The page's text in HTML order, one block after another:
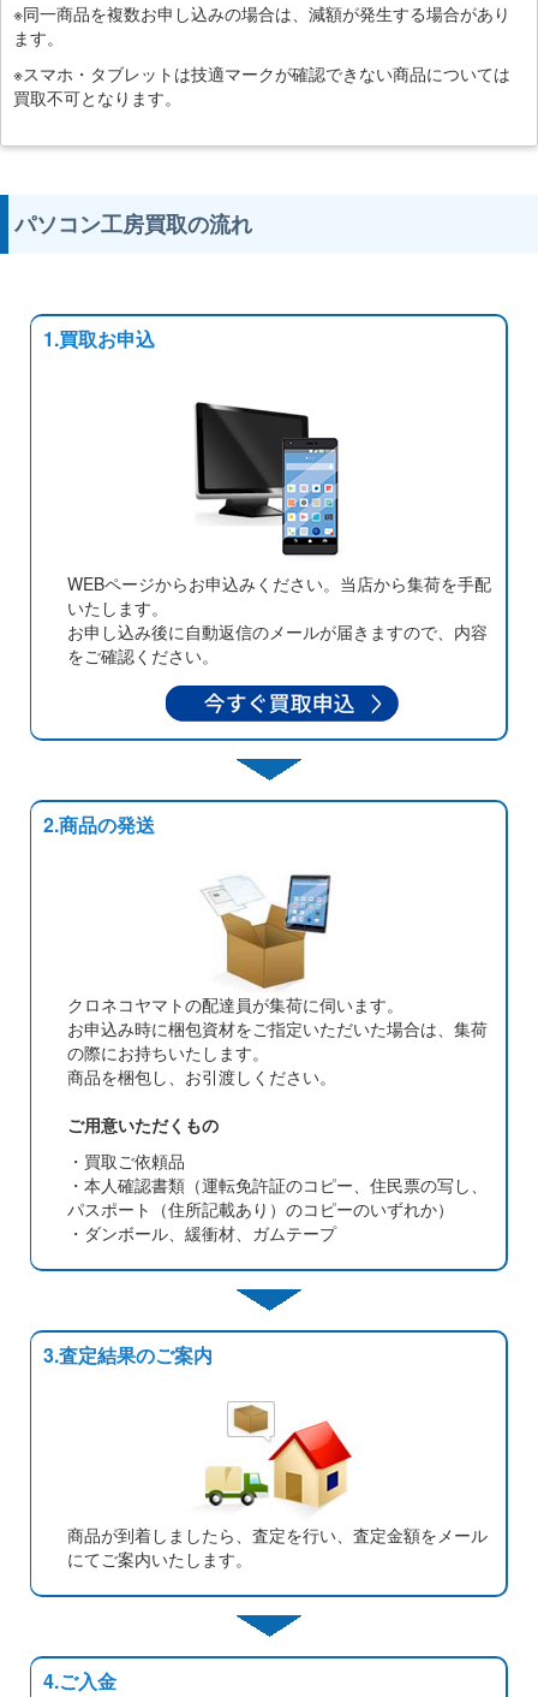
※同一商品を複数お申し込みの場合は、減額が発生する場合があり
ます。
※スマホ・タブレットは技適マークが確認できない商品については
買取不可となります。
パソコン工房買取の流れ
1.買取お申込
WEBページからお申込みください。当店から集荷を手配
いたします。
お申し込み後に自動返信のメールが届きますので、内容
をご確認ください。
2.商品の発送
クロネコヤマトの配達員が集荷に伺います。
お申込み時に梱包資材をご指定いただいた場合は、集荷
の際にお持ちいたします。
商品を梱包し、お引渡しください。
ご用意いただくもの
・買取ご依頼品
・本人確認書類（運転免許証のコピー、住民票の写し、
パスポート（住所記載あり）のコピーのいずれか）
・ダンボール、緩衝材、ガムテープ
3.査定結果のご案内
商品が到着しましたら、査定を行い、査定金額をメール
にてご案内いたします。
4.ご入金